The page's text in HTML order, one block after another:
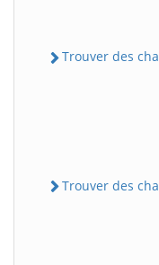
Trouver des
Trouver des